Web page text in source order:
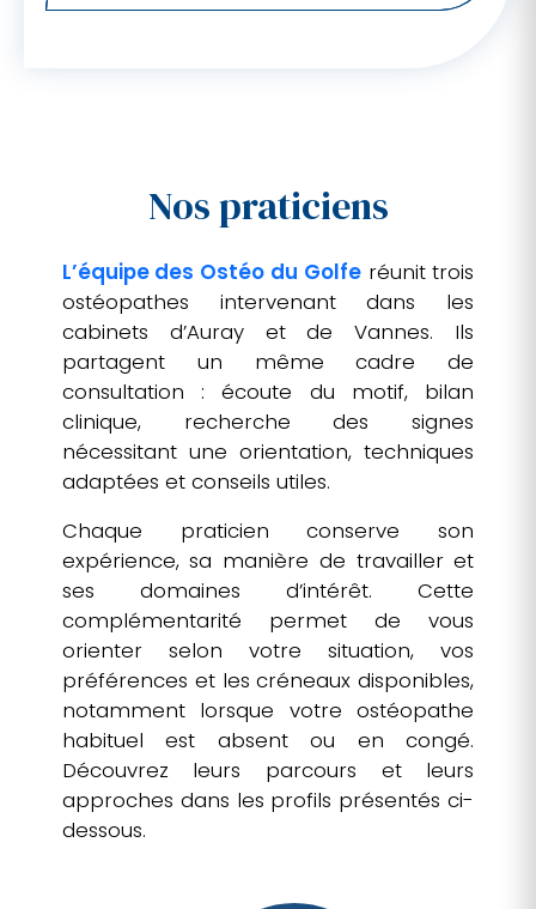
Nos praticiens
L’équipe des Ostéo du Golfe réunit trois
ostéopathes intervenant dans les
cabinets d’Auray et de Vannes. Ils
partagent un même cadre de
consultation : écoute du motif, bilan
clinique, recherche des signes
nécessitant une orientation, techniques
adaptées et conseils utiles.
Chaque praticien conserve son
expérience, sa manière de travailler et
ses domaines d’intérêt. Cette
complémentarité permet de vous
orienter selon votre situation, vos
préférences et les créneaux disponibles,
notamment lorsque votre ostéopathe
habituel est absent ou en congé.
Découvrez leurs parcours et leurs
approches dans les profils présentés ci-
dessous.